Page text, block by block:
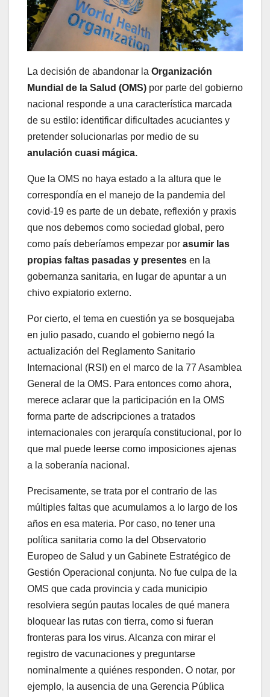
La decisión de abandonar la Organización
Mundial de la Salud (OMS) por parte del gobierno
nacional responde a una característica marcada
de su estilo: identificar dificultades acuciantes y
pretender solucionarlas por medio de su
anulación cuasi mágica.
Que la OMS no haya estado a la altura que le
correspondía en el manejo de la pandemia del
covid-19 es parte de un debate, reflexión y praxis
que nos debemos como sociedad global, pero
como país deberíamos empezar por asumir las
propias faltas pasadas y presentes en la
gobernanza sanitaria, en lugar de apuntar a un
chivo expiatorio externo.
Por cierto, el tema en cuestión ya se bosquejaba
en julio pasado, cuando el gobierno negó la
actualización del Reglamento Sanitario
Internacional (RSI) en el marco de la 77 Asamblea
General de la OMS. Para entonces como ahora,
merece aclarar que la participación en la OMS
forma parte de adscripciones a tratados
internacionales con jerarquía constitucional, por lo
que mal puede leerse como imposiciones ajenas
a la soberanía nacional.
Precisamente, se trata por el contrario de las
múltiples faltas que acumulamos a lo largo de los
años en esa materia. Por caso, no tener una
política sanitaria como la del Observatorio
Europeo de Salud y un Gabinete Estratégico de
Gestión Operacional conjunta. No fue culpa de la
OMS que cada provincia y cada municipio
resolviera según pautas locales de qué manera
bloquear las rutas con tierra, como si fueran
fronteras para los virus. Alcanza con mirar el
registro de vacunaciones y preguntarse
nominalmente a quiénes responden. O notar, por
ejemplo, la ausencia de una Gerencia Pública